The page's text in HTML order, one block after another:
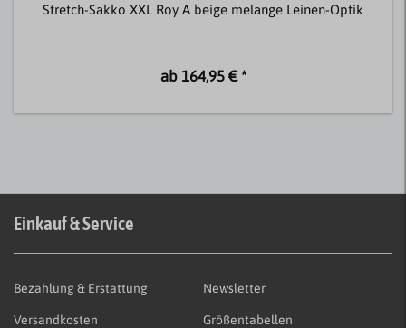
Stretch-Sakko XXL Roy A beige melange Leinen-Optik
ab 164,95 € *
Einkauf & Service
Bezahlung & Erstattung
Versandkosten
Newsletter
Größentabellen